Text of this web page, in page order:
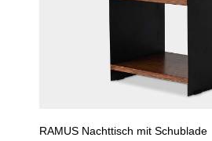
RAMUS Nachttisch mit Schublade